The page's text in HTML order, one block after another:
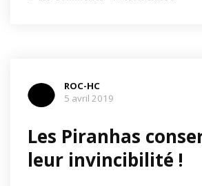
ROC-HC
5 avril 2019
Les Piranhas
leur invincibilité !